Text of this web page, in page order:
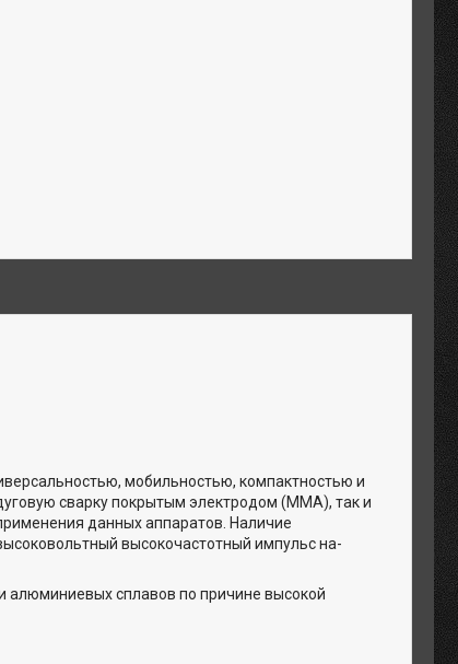
мобильностью, компактностью и
сварку покрытым электродом (ММА), так и
данных аппаратов. Наличие
высокочастотный импульс на-
алюминиевых сплавов по причине высокой